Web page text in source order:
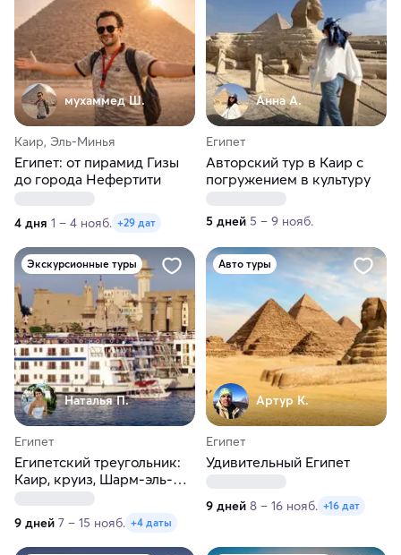
мухаммед Ш.
Каир, Эль-Минья
Египет: от пирамид Гизы
до города Нефертити
4 дня 1 – 4 нояб. +29 дат
Анна А.
Египет
Авторский тур в Каир с
погружением в культуру
5 дней 5 – 9 нояб.
Экскурсионные туры
Наталья П.
Египет
Египетский треугольник:
Каир, круиз, Шарм-эль-
9 дней 7 – 15 нояб. +4 даты
Авто туры
Артур К.
Египет
Удивительный Египет
9 дней 8 – 16 нояб. +16 дат